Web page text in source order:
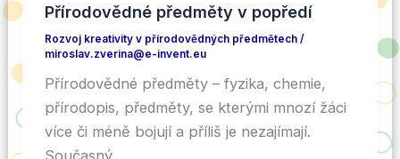
Přírodovědné předměty v popředí
Rozvoj kreativity v přírodovědných předmětech/
miroslav.zverina@e-invent.eu
Přírodovědné předměty – fyzika, chemie,
přírodopis, předměty, se kterými mnozí žáci
více či méně bojují a příliš je nezajímají.